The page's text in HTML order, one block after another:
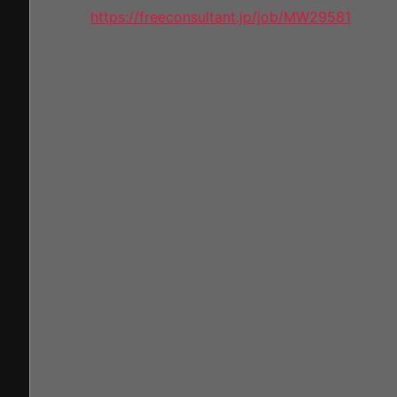
https://freeconsultant.jp/job/MW29581